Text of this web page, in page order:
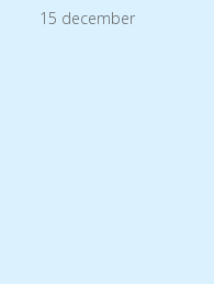
15 december